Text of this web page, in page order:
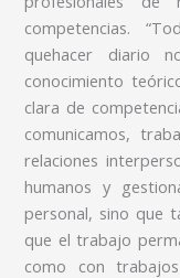
competencias.
quehacer diario
conocimiento
clara de
comunicamos,
relaciones
humanos y
personal, sino que
que el trabajo
como con